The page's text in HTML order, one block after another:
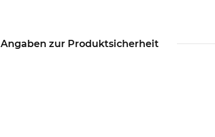
Angaben zur Produktsicherheit